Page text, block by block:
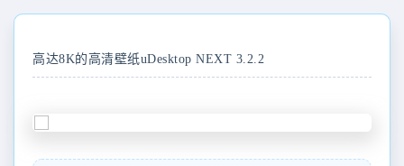
高达8K的高清壁纸uDesktop NEXT 3.2.2